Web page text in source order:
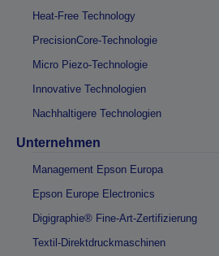
Heat-Free Technology
PrecisionCore-Technologie
Micro Piezo-Technologie
Innovative Technologien
Nachhaltigere Technologien
Unternehmen
Management Epson Europa
Epson Europe Electronics
Digigraphie® Fine-Art-Zertifizierung
Textil-Direktdruckmaschinen